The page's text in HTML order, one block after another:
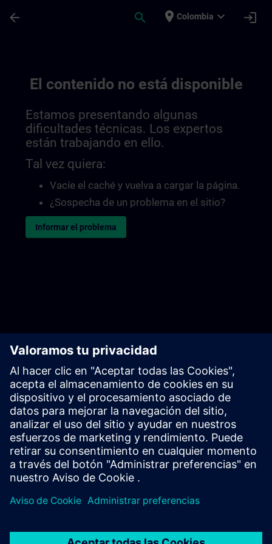
arrow_back search place Colombia expand_more login
El contenido no está disponible
Estamos presentando algunas
dificultades técnicas. Los expertos
están trabajando en ello.
Tal vez quiera:
Vacíe el caché y vuelva a cargar la página.
¿Sospecha de un problema en el sitio?
Informar el problema